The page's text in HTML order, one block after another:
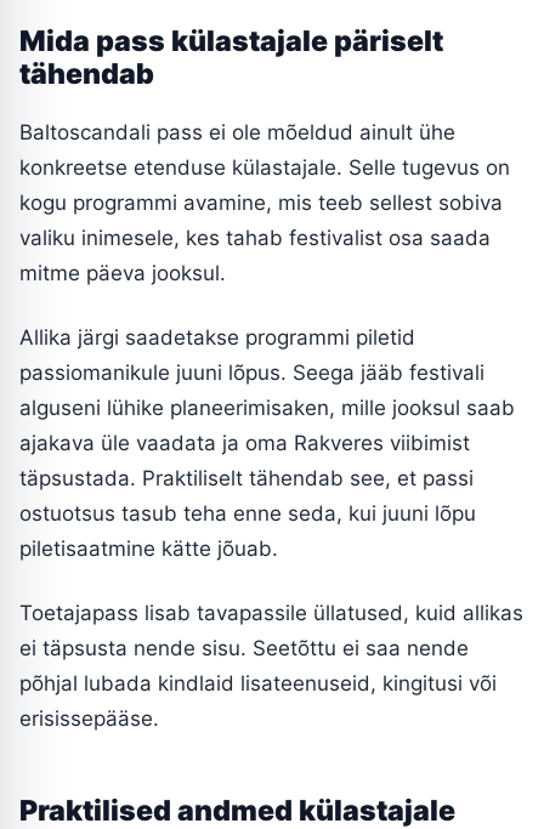
Mida pass külastajale päriselt
tähendab
Baltoscandali pass ei ole mõeldud ainult ühe
konkreetse etenduse külastajale. Selle tugevus on
kogu programmi avamine, mis teeb sellest sobiva
valiku inimesele, kes tahab festivalist osa saada
mitme päeva jooksul.
Allika järgi saadetakse programmi piletid
passiomanikule juuni lõpus. Seega jääb festivali
alguseni lühike planeerimisaken, mille jooksul saab
ajakava üle vaadata ja oma Rakveres viibimist
täpsustada. Praktiliselt tähendab see, et passi
ostuotsus tasub teha enne seda, kui juuni lõpu
piletisaatmine kätte jõuab.
Toetajapass lisab tavapassile üllatused, kuid allikas
ei täpsusta nende sisu. Seetõttu ei saa nende
põhjal lubada kindlaid lisateenuseid, kingitusi või
erisissepääse.
Praktilised andmed külastajale